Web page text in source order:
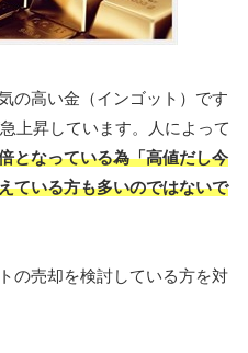
の高い金（インゴット）です
上昇しています。人によって
となっている為「高値だし今
ている方も多いのではないで
の売却を検討している方を対